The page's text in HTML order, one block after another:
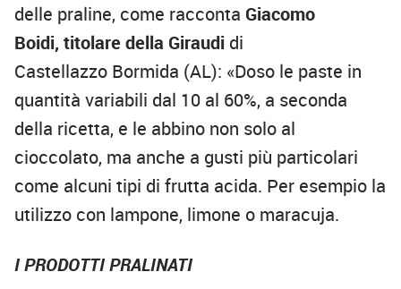
delle praline, come racconta Giacomo
Boidi, titolare della Giraudi di
Castellazzo Bormida (AL): «Doso le paste in
quantità variabili dal 10 al 60%, a seconda
della ricetta, e le abbino non solo al
cioccolato, ma anche a gusti più particolari
come alcuni tipi di frutta acida. Per esempio la
utilizzo con lampone, limone o maracuja.
I PRODOTTI PRALINATI